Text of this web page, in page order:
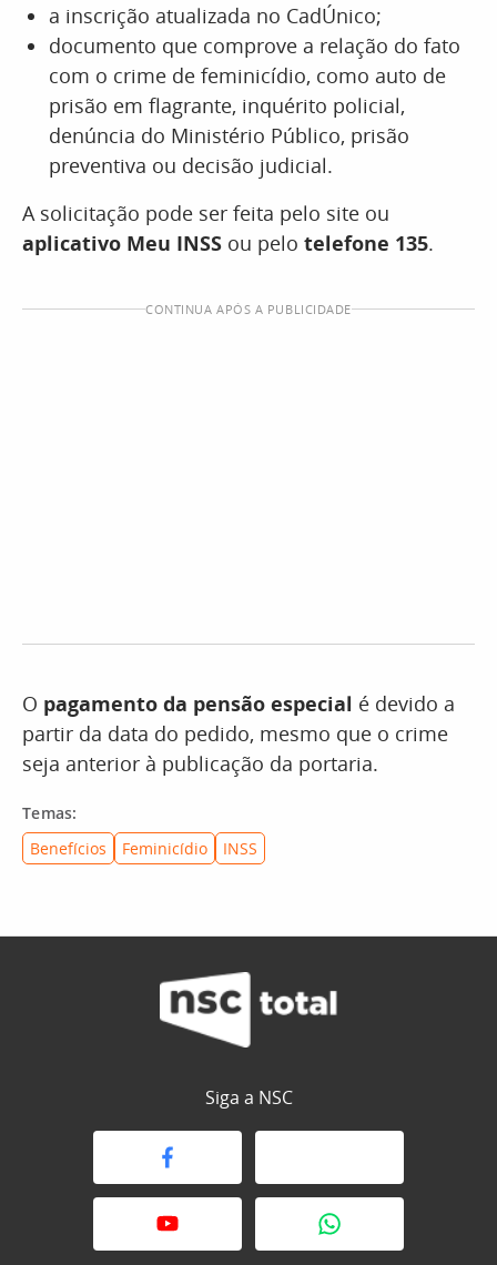
a inscrição atualizada no CadÚnico;
documento que comprove a relação do fato
com o crime de feminicídio, como auto de
prisão em flagrante, inquérito policial,
denúncia do Ministério Público, prisão
preventiva ou decisão judicial.
A solicitação pode ser feita pelo site ou
aplicativo Meu INSS ou pelo telefone 135.
CONTINUA APÓS A PUBLICIDADE
O pagamento da pensão especial é devido a
partir da data do pedido, mesmo que o crime
seja anterior à publicação da portaria.
Temas:
Benefícios
Feminicídio INSS
Siga a NSC